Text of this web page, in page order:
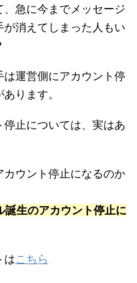
急に今までメッセージ
消えてしまった人もい
運営側にアカウント停
ります。
止については、実はあ
ウント停止になるのか
誕生のアカウント停止に
はこちら